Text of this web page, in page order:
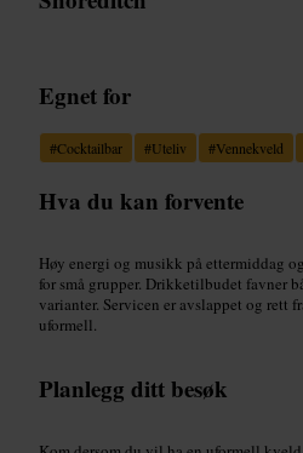
Egnet for
#Cocktailbar #Uteliv #Vennekveld
Hva du kan forvente
Høy energi og musikk på ettermiddag
for små grupper. Drikketilbudet favner
varianter. Servicen er avslappet og rett
uformell.
Planlegg ditt besøk